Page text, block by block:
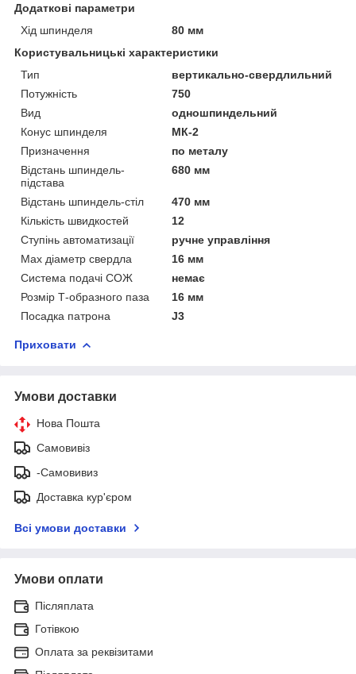
Додаткові параметри
Хід шпинделя
80 мм
Користувальницькі характеристики
Тип
вертикально-свердлильний
Потужність
750
Вид
одношпиндельний
Конус шпинделя
МК-2
Призначення
по металу
Відстань шпиндель-
підстава
680 мм
Відстань шпиндель-стіл
470 мм
Кількість швидкостей
12
Ступінь автоматизації
ручне управління
Max діаметр свердла
16 мм
Система подачі СОЖ
немає
Розмір Т-образного паза
16 мм
Посадка патрона
J3
Приховати
Умови доставки
Нова Пошта
Самовивіз
-Самовивиз
Доставка кур'єром
Всі умови доставки
Умови оплати
Післяплата
Готівкою
Оплата за реквізитами